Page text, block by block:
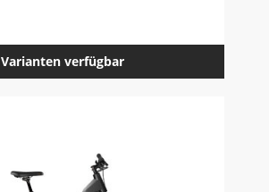
Varianten verfügbar